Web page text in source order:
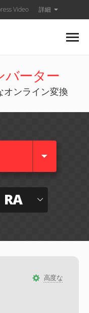
Video 詳細
バーター
オンライン変換
RA
高度な